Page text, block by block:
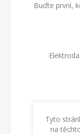
Buďte první,
Tyto
na